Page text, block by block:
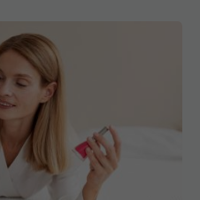
manichiura singură